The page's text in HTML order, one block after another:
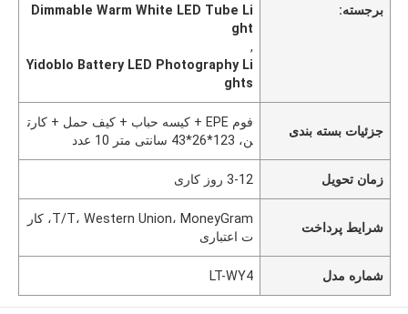
برجسته:
Dimmable Warm White LED Tube Li
ght
,
Yidoblo Battery LED Photography Li
ghts
جزئیات بسته بندی
فوم EPE + کیسه حباب + کیف حمل + کارت
ن، 123*26*43 سانتی متر 10 عدد
زمان تحویل 3-12 روز کاری
شرایط پرداخت
T/T، Western Union، MoneyGram، کار
ت اعتباری
شماره مدل LT-WY4